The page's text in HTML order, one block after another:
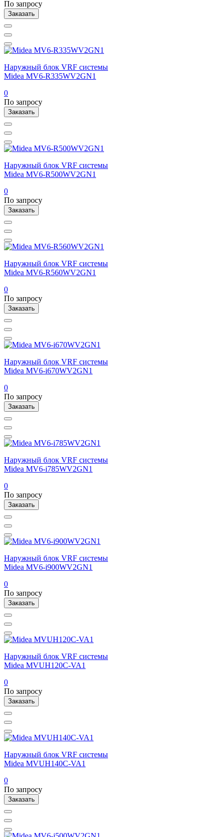
По запросу
Заказать
Наружный блок VRF системы
Midea MV6-R335WV2GN1
0
По запросу
Заказать
Наружный блок VRF системы
Midea MV6-R500WV2GN1
0
По запросу
Заказать
Наружный блок VRF системы
Midea MV6-R560WV2GN1
0
По запросу
Заказать
Наружный блок VRF системы
Midea MV6-i670WV2GN1
0
По запросу
Заказать
Наружный блок VRF системы
Midea MV6-i785WV2GN1
0
По запросу
Заказать
Наружный блок VRF системы
Midea MV6-i900WV2GN1
0
По запросу
Заказать
Наружный блок VRF системы
Midea MVUH120C-VA1
0
По запросу
Заказать
Наружный блок VRF системы
Midea MVUH140C-VA1
0
По запросу
Заказать